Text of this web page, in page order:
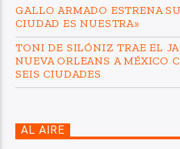
GALLO ARMADO ESTRENA
CIUDAD ES NUESTRA»
TONI DE SILÓNIZ TRAE EL
NUEVA ORLEANS A MÉXICO
SEIS CIUDADES
AL AIRE